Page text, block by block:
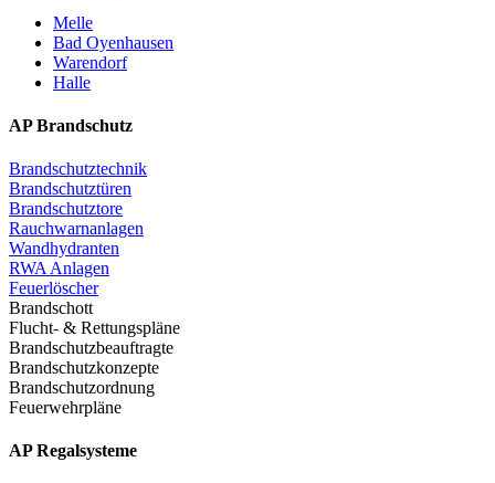
Melle
Bad Oyenhausen
Warendorf
Halle
AP Brandschutz
Brandschutztechnik
Brandschutztüren
Brandschutztore
Rauchwarnanlagen
Wandhydranten
RWA Anlagen
Feuerlöscher
Brandschott
Flucht- & Rettungspläne
Brandschutzbeauftragte
Brandschutzkonzepte
Brandschutzordnung
Feuerwehrpläne
AP Regalsysteme